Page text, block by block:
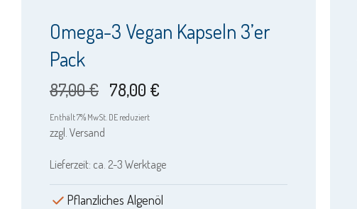
Omega-3 Vegan Kapseln 3’er
Pack
87,00€ Ursprünglicher
Preis
87,00 €
78,00 €
78,00 €.
Enthält 7% MwSt. DE reduziert
zzgl. Versand
Lieferzeit: ca. 2-3 Werktage
Pflanzliches Algenöl